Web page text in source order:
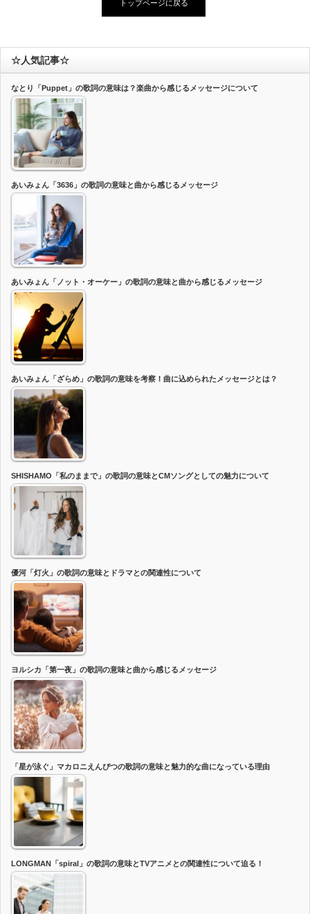
トップページに戻る
☆人気記事☆
なとり「Puppet」の歌詞の意味は？楽曲から感じるメッセージについて
あいみょん「3636」の歌詞の意味と曲から感じるメッセージ
あいみょん「ノット・オーケー」の歌詞の意味と曲から感じるメッセージ
あいみょん「ざらめ」の歌詞の意味を考察！曲に込められたメッセージとは？
SHISHAMO「私のままで」の歌詞の意味とCMソングとしての魅力について
優河「灯火」の歌詞の意味とドラマとの関連性について
ヨルシカ「第一夜」の歌詞の意味と曲から感じるメッセージ
「星が泳ぐ」マカロニえんぴつの歌詞の意味と魅力的な曲になっている理由
LONGMAN「spiral」の歌詞の意味とTVアニメとの関連性について迫る！